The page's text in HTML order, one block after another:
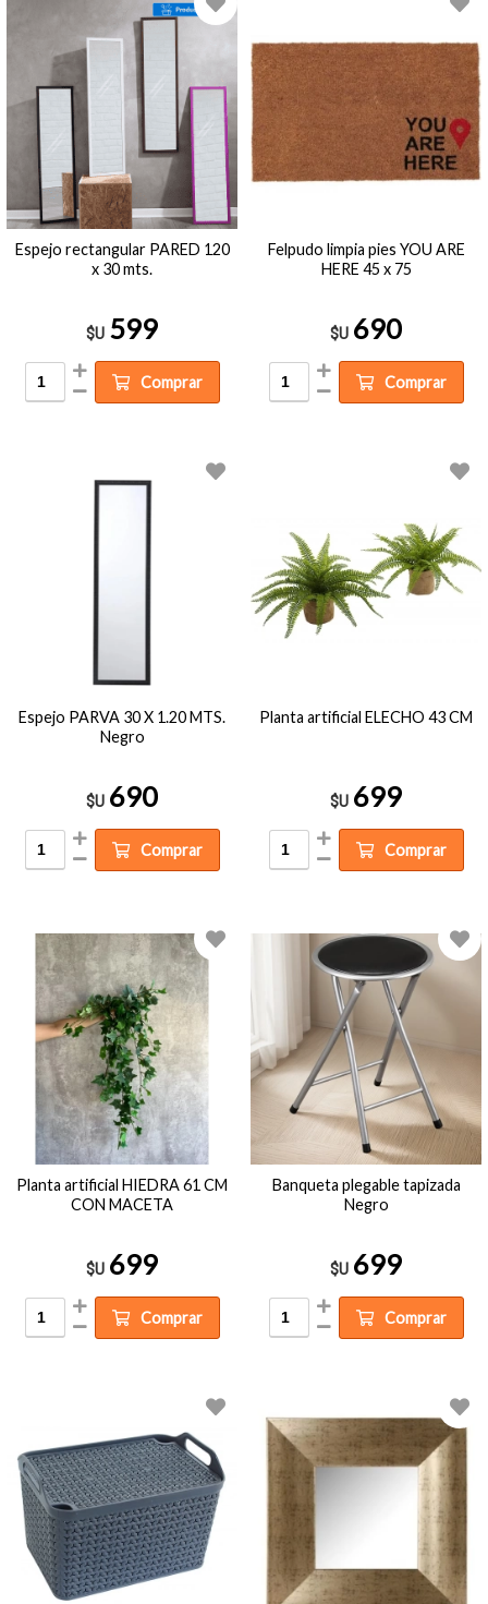
Espejo rectangular PARED 120
x 30 mts.
$U 599
Comprar
Felpudo limpia pies YOU ARE
HERE 45 x 75
$U 690
Comprar
Espejo PARVA 30 X 1.20 MTS.
Negro
$U 690
Comprar
Planta artificial ELECHO 43 CM
$U 699
Comprar
Planta artificial HIEDRA 61 CM
CON MACETA
$U 699
Comprar
Banqueta plegable tapizada
Negro
$U 699
Comprar